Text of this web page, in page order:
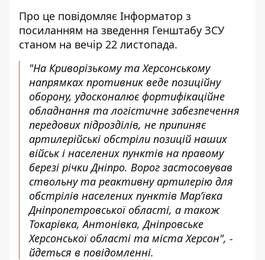
Про це повідомляє Інформатор з
посиланням на зведення Генштабу ЗСУ
станом на вечір 22 листопада.
"На Криворізькому та Херсонському
напрямках противник веде позиційну
оборону, удосконалює фортифікаційне
обладнання та логістичне забезпечення
передових підрозділів, не припиняє
артилерійські обстріли позицій наших
військ і населених пунктів на правому
березі річки Дніпро. Ворог застосовував
ствольну та реактивну артилерію для
обстрілів населених пунктів Мар’ївка
Дніпропетровської області, а також
Токарівка, Антонівка, Дніпровське
Херсонської області та міста Херсон", -
йдеться в повідомленні.